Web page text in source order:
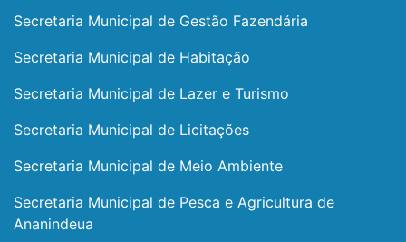
Secretaria Municipal de Gestão Fazendária
Secretaria Municipal de Habitação
Secretaria Municipal de Lazer e Turismo
Secretaria Municipal de Licitações
Secretaria Municipal de Meio Ambiente
Secretaria Municipal de Pesca e Agricultura de
Ananindeua